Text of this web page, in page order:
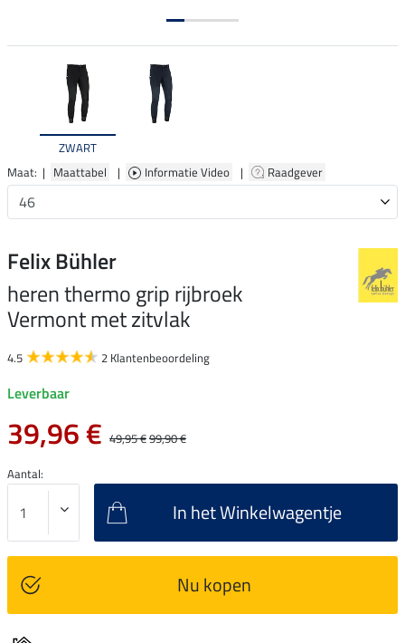
ZWART
Maat: | Maattabel | Informatie Video | Raadgever
Felix Bühler
heren thermo grip rijbroek
Vermont met zitvlak
4.5 2 Klantenbeoordeling
Leverbaar
39,96 € 49,95 €99,90 €
Aantal:
In het Winkelwagentje
Nu kopen